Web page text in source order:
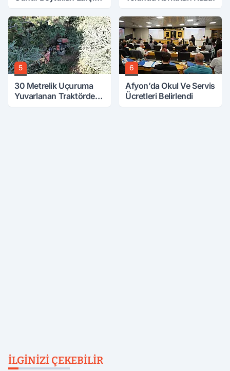
5
30 Metrelik Uçuruma
Yuvarlanan Traktörden
6
Afyon’da Okul Ve Servis
Ücretleri Belirlendi
İLGINIZI ÇEKEBILIR